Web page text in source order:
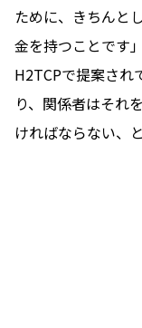
ために、きちんと
金を持つことです
H2TCPで提案され
り、関係者はそれ
ければならない、